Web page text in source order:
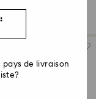
pays de livraison